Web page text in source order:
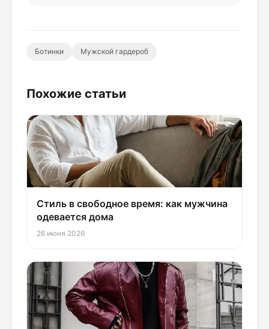
Ботинки Мужской гардероб
Похожие статьи
Стиль в свободное время: как мужчина
одевается дома
26 июня 2026